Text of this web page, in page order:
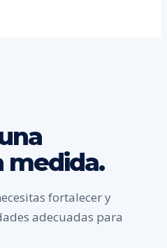
medida.
fortalecer y
adecuadas para